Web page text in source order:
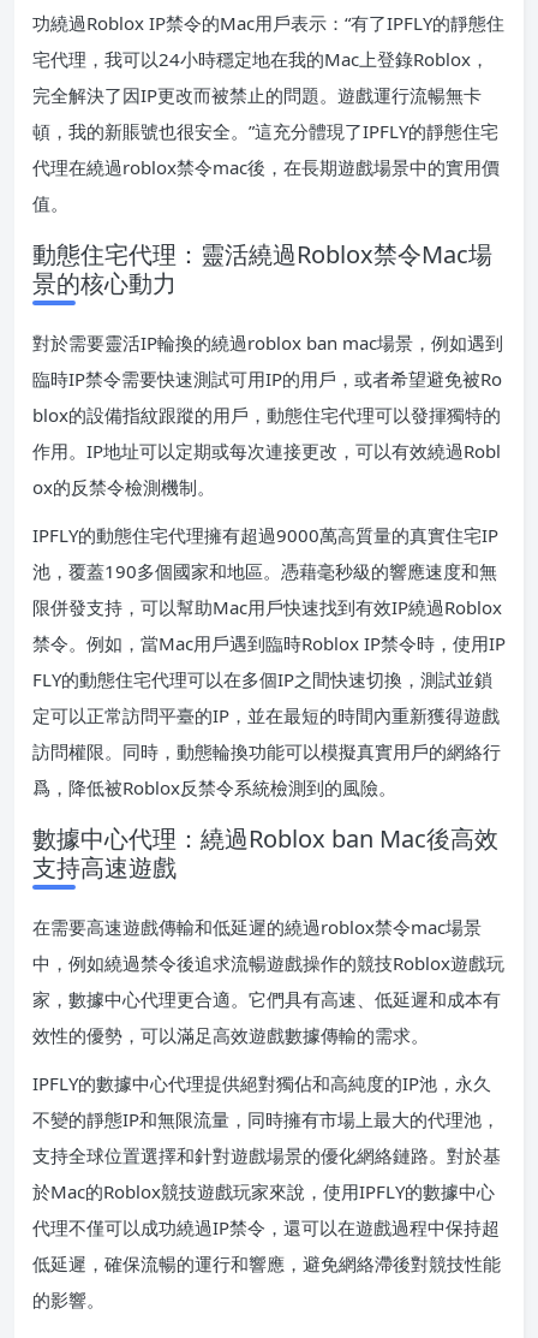
功繞過Roblox IP禁令的Mac用戶表示：“有了IPFLY的靜態住
宅代理，我可以24小時穩定地在我的Mac上登錄Roblox，
完全解決了因IP更改而被禁止的問題。遊戲運行流暢無卡
頓，我的新賬號也很安全。”這充分體現了IPFLY的靜態住宅
代理在繞過roblox禁令mac後，在長期遊戲場景中的實用價
值。
動態住宅代理：靈活繞過Roblox禁令Mac場
景的核心動力
對於需要靈活IP輪換的繞過roblox ban mac場景，例如遇到
臨時IP禁令需要快速測試可用IP的用戶，或者希望避免被Ro
blox的設備指紋跟蹤的用戶，動態住宅代理可以發揮獨特的
作用。IP地址可以定期或每次連接更改，可以有效繞過Robl
ox的反禁令檢測機制。
IPFLY的動態住宅代理擁有超過9000萬高質量的真實住宅IP
池，覆蓋190多個國家和地區。憑藉毫秒級的響應速度和無
限併發支持，可以幫助Mac用戶快速找到有效IP繞過Roblox
禁令。例如，當Mac用戶遇到臨時Roblox IP禁令時，使用IP
FLY的動態住宅代理可以在多個IP之間快速切換，測試並鎖
定可以正常訪問平臺的IP，並在最短的時間內重新獲得遊戲
訪問權限。同時，動態輪換功能可以模擬真實用戶的網絡行
爲，降低被Roblox反禁令系統檢測到的風險。
數據中心代理：繞過Roblox ban Mac後高效
支持高速遊戲
在需要高速遊戲傳輸和低延遲的繞過roblox禁令mac場景
中，例如繞過禁令後追求流暢遊戲操作的競技Roblox遊戲玩
家，數據中心代理更合適。它們具有高速、低延遲和成本有
效性的優勢，可以滿足高效遊戲數據傳輸的需求。
IPFLY的數據中心代理提供絕對獨佔和高純度的IP池，永久
不變的靜態IP和無限流量，同時擁有市場上最大的代理池，
支持全球位置選擇和針對遊戲場景的優化網絡鏈路。對於基
於Mac的Roblox競技遊戲玩家來說，使用IPFLY的數據中心
代理不僅可以成功繞過IP禁令，還可以在遊戲過程中保持超
低延遲，確保流暢的運行和響應，避免網絡滯後對競技性能
的影響。